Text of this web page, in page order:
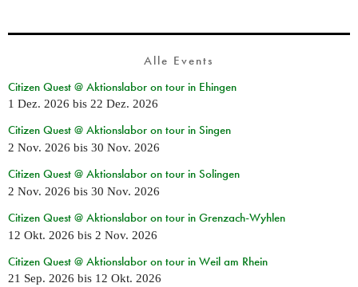
Alle Events
Citizen Quest @ Aktionslabor on tour in Ehingen
1 Dez. 2026 bis 22 Dez. 2026
Citizen Quest @ Aktionslabor on tour in Singen
2 Nov. 2026 bis 30 Nov. 2026
Citizen Quest @ Aktionslabor on tour in Solingen
2 Nov. 2026 bis 30 Nov. 2026
Citizen Quest @ Aktionslabor on tour in Grenzach-Wyhlen
12 Okt. 2026 bis 2 Nov. 2026
Citizen Quest @ Aktionslabor on tour in Weil am Rhein
21 Sep. 2026 bis 12 Okt. 2026